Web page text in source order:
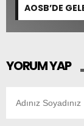
AOSB’DE
YORUM YAP